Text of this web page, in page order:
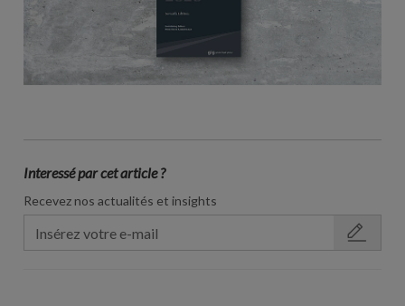
Interessé par cet article ?
Recevez nos actualités et insights